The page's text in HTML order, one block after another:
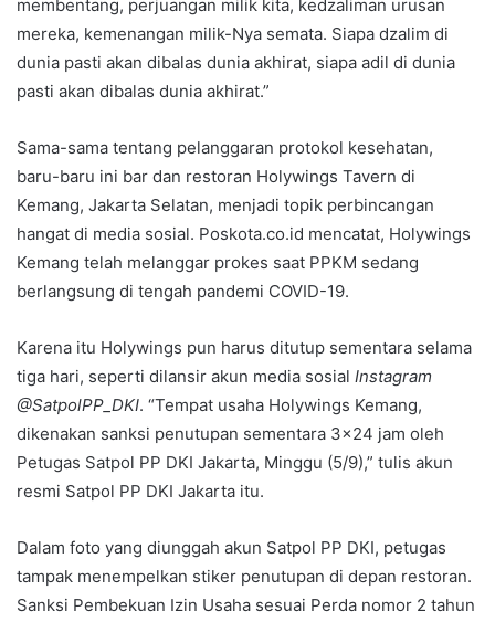
membentang, perjuangan milik kita, kedzaliman urusan
mereka, kemenangan milik-Nya semata. Siapa dzalim di
dunia pasti akan dibalas dunia akhirat, siapa adil di dunia
pasti akan dibalas dunia akhirat.”
Sama-sama tentang pelanggaran protokol kesehatan,
baru-baru ini bar dan restoran Holywings Tavern di
Kemang, Jakarta Selatan, menjadi topik perbincangan
hangat di media sosial. Poskota.co.id mencatat, Holywings
Kemang telah melanggar prokes saat PPKM sedang
berlangsung di tengah pandemi COVID-19.
Karena itu Holywings pun harus ditutup sementara selama
tiga hari, seperti dilansir akun media sosial Instagram
@SatpolPP_DKI. “Tempat usaha Holywings Kemang,
dikenakan sanksi penutupan sementara 3×24 jam oleh
Petugas Satpol PP DKI Jakarta, Minggu (5/9),” tulis akun
resmi Satpol PP DKI Jakarta itu.
Dalam foto yang diunggah akun Satpol PP DKI, petugas
tampak menempelkan stiker penutupan di depan restoran.
Sanksi Pembekuan Izin Usaha sesuai Perda nomor 2 tahun